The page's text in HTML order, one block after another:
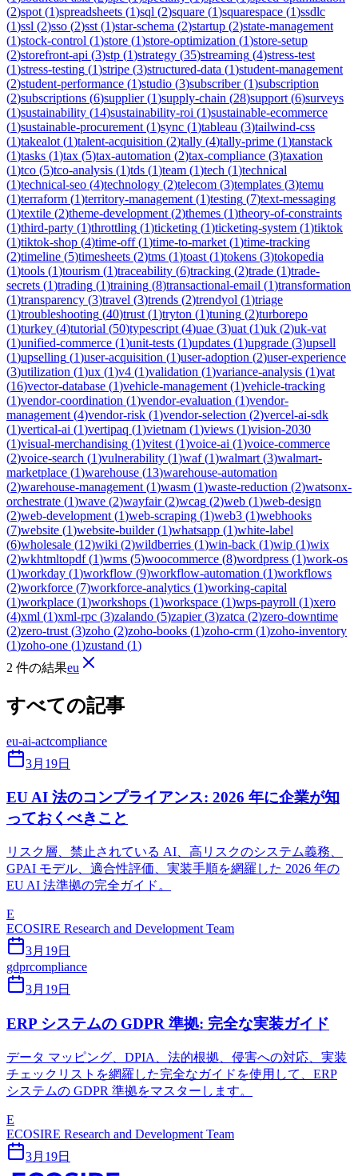
(2)spot (1)spreadsheets (1)sql (2)square (1)squarespace (1)ssdlc
(1)ssl (2)sso (2)sst (1)star-schema (2)startup (2)state-management
(1)stock-control (1)store (1)store-optimization (1)store-setup
(2)storefront-api (3)stp (1)strategy (35)streaming (4)stress-test
(1)stress-testing (1)stripe (3)structured-data (1)student-management
(2)student-performance (1)studio (3)subscriber(1)subscription
(2)subscriptions (6)supplier(1)supply-chain (28)support (6)surveys
(1)sustainability (14)sustainability-roi (1)sustainable-ecommerce
(1)sustainable-procurement (1)sync (1)tableau (3)tailwind-css
(1)takealot (1)talent-acquisition (2)tally (4)tally-prime (1)tanstack
(1)tasks (1)tax (5)tax-automation (2)tax-compliance (3)taxation
(1)tco (5)tco-analysis (1)tds (1)team (1)tech (1)technical
(1)technical-seo (4)technology (2)telecom (3)templates (3)temu
(1)terraform (1)territory-management (1)testing (7)text-messaging
(1)textile (2)theme-development (2)themes (1)theory-of-constraints
(1)third-party (1)throttling (1)ticketing (1)ticketing-system (1)tiktok
(1)tiktok-shop (4)time-off(1)time-to-market (1)time-tracking
(2)timeline (5)timesheets (2)tms (1)toast (1)tokens (3)tokopedia
(1)tools (1)tourism (1)traceability (6)tracking (2)trade (1)trade-
secrets (1)trading (1)training (8)transactional-email (1)transformation
(1)transparency (3)travel (3)trends (2)trendyol (1)triage
(1)troubleshooting (40)trust (1)tryton (1)tuning (2)turborepo
(1)turkey (4)tutorial (50)typescript (4)uae (3)uat (1)uk (2)uk-vat
(1)unified-commerce (1)unit-tests (1)updates (1)upgrade (3)upsell
(1)upselling (1)user-acquisition (1)user-adoption (2)user-experience
(3)utilization (1)ux (1)v4 (1)validation (1)variance-analysis (1)vat
(16)vector-database (1)vehicle-management (1)vehicle-tracking
(1)vendor-coordination (1)vendor-evaluation (1)vendor-
management (4)vendor-risk (1)vendor-selection (2)vercel-ai-sdk
(1)vertical-ai (1)vertipaq (1)vietnam (1)views (1)vision-2030
(1)visual-merchandising (1)vitest (1)voice-ai (1)voice-commerce
(2)voice-search (1)vulnerability (1)waf(1)walmart (3)walmart-
marketplace (1)warehouse (13)warehouse-automation
(2)warehouse-management (1)wasm (1)waste-reduction (2)watsonx-
orchestrate (1)wave (2)wayfair(2)wcag (2)web (1)web-design
(2)web-development (1)web-scraping (1)web3 (1)webhooks
(7)website (1)website-builder(1)whatsapp (1)white-label
(6)wholesale (12)wiki (2)wildberries (1)win-back (1)wip (1)wix
(2)wkhtmltopdf(1)wms (5)woocommerce (8)wordpress (1)work-os
(1)workday (1)workflow (9)workflow-automation (1)workflows
(2)workforce (7)workforce-analytics (1)working-capital
(1)workplace (1)workshops (1)workspace (1)wps-payroll (1)xero
(4)xml (1)xml-rpc (3)zalando (5)zapier(3)zatca (2)zero-downtime
(2)zero-trust (3)zoho (2)zoho-books (1)zoho-crm (1)zoho-inventory
(1)zoho-one (1)zustand (1)
2 件の結果eu
すべての記事
eu-ai-actcompliance
3月19日
EU AI 法のコンプライアンス: 2026 年に企業が知
っておくべきこと
リスク層、禁止されている AI、高リスクのシステム義務、
GPAI モデル、適合性評価、実装手順を網羅した 2026 年の
EU AI 法準拠の完全ガイド。
E
ECOSIRE Research and Development Team
3月19日
gdprcompliance
3月19日
ERP システムの GDPR 準拠: 完全な実装ガイド
データ マッピング、DPIA、法的根拠、侵害への対応、実装
チェックリストを網羅した完全なガイドを使用して、ERP
システムの GDPR 準拠をマスターします。
E
ECOSIRE Research and Development Team
3月19日